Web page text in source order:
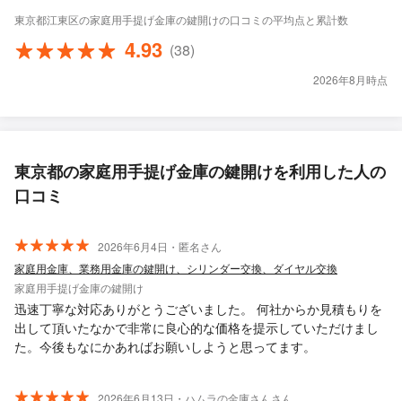
東京都江東区の家庭用手提げ金庫の鍵開けの口コミの平均点と累計数
4.93 (38)
2026年8月時点
東京都の家庭用手提げ金庫の鍵開けを利用した人の
口コミ
2026年6月4日・匿名さん
家庭用金庫、業務用金庫の鍵開け、シリンダー交換、ダイヤル交換
家庭用手提げ金庫の鍵開け
迅速丁寧な対応ありがとうございました。 何社からか見積もりを
出して頂いたなかで非常に良心的な価格を提示していただけまし
た。今後もなにかあればお願いしようと思ってます。